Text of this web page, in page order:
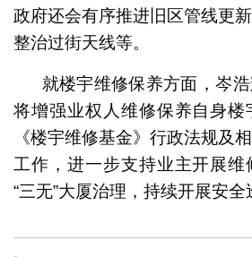
政府还会有序推进旧区管线更
整治过街天线等。
就楼宇维修保养方面，岑
将增强业权人维修保养自身楼
《楼宇维修基金》行政法规及
工作，进一步支持业主开展维
“三无”大厦治理，持续开展安全